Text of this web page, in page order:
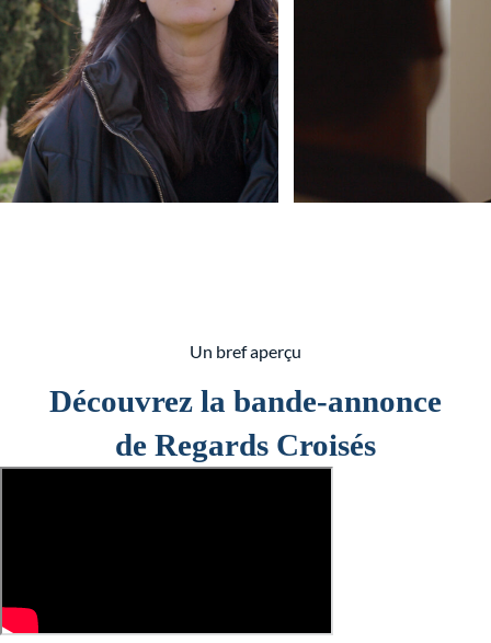
Un bref aperçu
Découvrez la bande-annonce
de Regards Croisés